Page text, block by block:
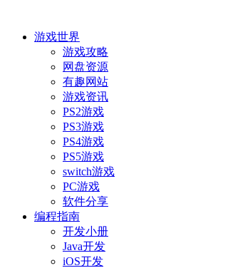
游戏世界
游戏攻略
网盘资源
有趣网站
游戏资讯
PS2游戏
PS3游戏
PS4游戏
PS5游戏
switch游戏
PC游戏
软件分享
编程指南
开发小册
Java开发
iOS开发